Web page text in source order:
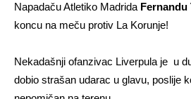
Napadaču Atletiko Madrida Fernandu
koncu na meču protiv La Korunje!
Nekadašnji ofanzivac Liverpula je u
dobio strašan udarac u glavu, poslije